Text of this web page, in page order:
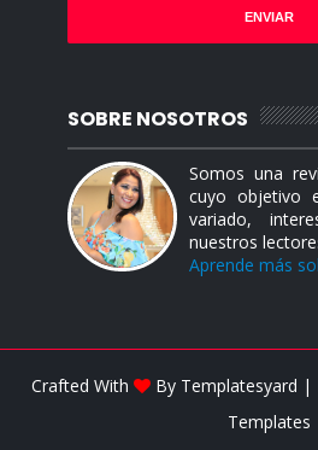
SOBRE NOSOTROS
Somos una
cuyo objetivo
variado,
nuestros
Aprende más
Crafted With By Templatesyard |
Templates